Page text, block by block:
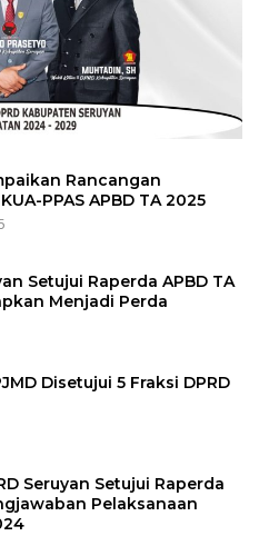
Rancangan
PPAS APBD TA 2025
Setujui Raperda APBD TA
Menjadi Perda
Disetujui 5 Fraksi DPRD
Seruyan Setujui Raperda
Pelaksanaan